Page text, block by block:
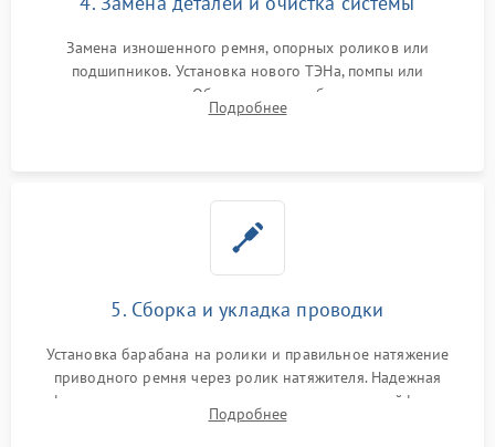
Замена изношенного ремня, опорных роликов или
подшипников. Установка нового ТЭНа, помпы или
термодатчиков. Обязательная глубокая очистка
конденсатора, крыльчатки вентилятора и воздуховодов от
Подробнее
5. Сборка и укладка проводки
Установка барабана на ролики и правильное натяжение
приводного ремня через ролик натяжителя. Надежная
фиксация всех узлов, подключение клемм и шлейфов к
модулю управления. Монтаж корпусных панелей, люка и
Подробнее